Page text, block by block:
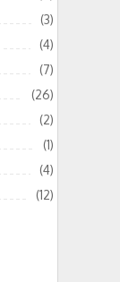
(3)
(4)
(7)
(26)
(2)
(1)
(4)
(12)